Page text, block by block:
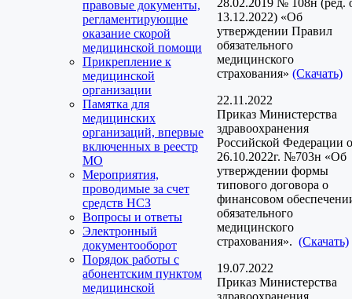
правовые документы,
регламентирующие
оказание скорой
медицинской помощи
Прикрепление к
медицинской
организации
Памятка для
медицинских
организаций, впервые
включенных в реестр
МО
Мероприятия,
проводимые за счет
средств НСЗ
Вопросы и ответы
Электронный
документооборот
Порядок работы с
абонентским пунктом
медицинской
28.02.2019 № 108н (ред.
13.12.2022) «Об
утверждении Правил
обязательного
медицинского
страхования» (Скачать)
22.11.2022
Приказ Министерства
здравоохранения
Российской Федерации
26.10.2022г. №703н «Об
утверждении формы
типового договора о
финансовом
обязательного
медицинского
страхования». (Скачать)
19.07.2022
Приказ Министерства
здравоохранения